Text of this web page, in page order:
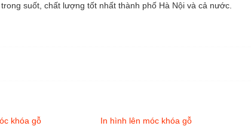
suốt, chất lượng tốt nhất thành phố Hà Nội và cả nước.
khóa gỗ In hình lên móc khóa gỗ